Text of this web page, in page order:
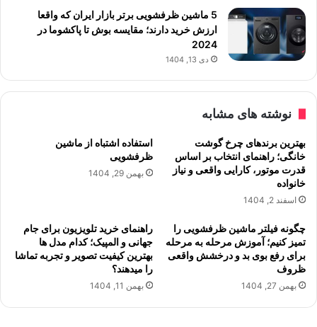
5 ماشین ظرفشویی برتر بازار ایران که واقعا
ارزش خرید دارند؛ مقایسه بوش تا پاکشوما در
2024
دی 13, 1404
نوشته های مشابه
بهترین برندهای چرخ گوشت
خانگی؛ راهنمای انتخاب بر اساس
قدرت موتور، کارایی واقعی و نیاز
خانواده
اسفند 2, 1404
استفاده اشتباه از ماشین
ظرفشویی
بهمن 29, 1404
چگونه فیلتر ماشین ظرفشویی را
تمیز کنیم؛ آموزش مرحله به مرحله
برای رفع بوی بد و درخشش واقعی
ظروف
بهمن 27, 1404
راهنمای خرید تلویزیون برای جام
جهانی و المپیک؛ کدام مدل ها
بهترین کیفیت تصویر و تجربه تماشا
را میدهند؟
بهمن 11, 1404